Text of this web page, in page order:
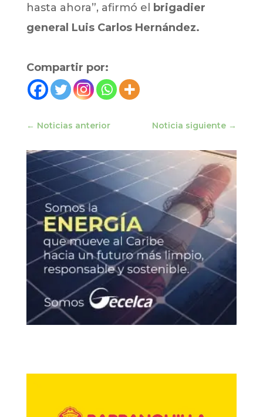
hasta ahora”, afirmó el brigadier
general Luis Carlos Hernández.
Compartir por:
← Noticias anterior Noticia siguiente →